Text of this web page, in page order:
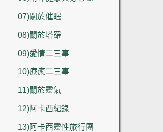
07)關於催眠
08)關於塔羅
09)愛情二三事
10)療癒二三事
11)關於靈氣
12)阿卡西紀錄
13)阿卡西靈性旅行團